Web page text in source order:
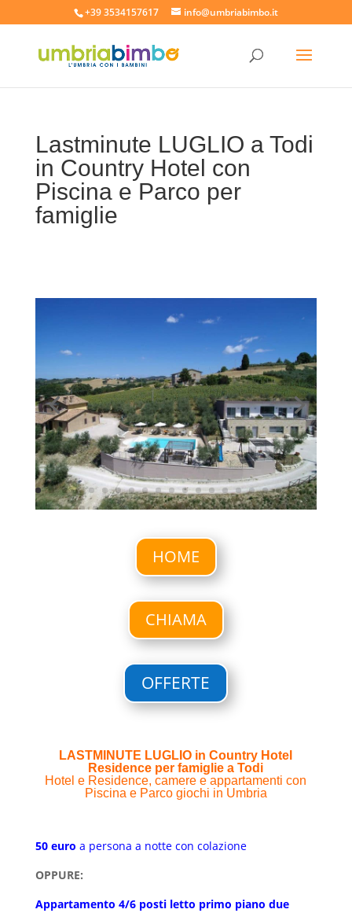
+39 3534157617 info@umbriabimbo.it
Lastminute LUGLIO a Todi
in Country Hotel con
Piscina e Parco per
famiglie
HOME
CHIAMA
OFFERTE
LASTMINUTE LUGLIO in Country Hotel
Residence per famiglie a Todi
Hotel e Residence, camere e appartamenti con
Piscina e Parco giochi in Umbria
50 euro a persona a notte con colazione
OPPURE:
Appartamento 4/6 posti letto primo piano due